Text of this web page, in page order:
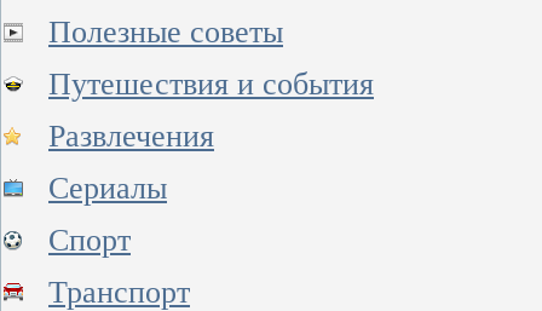
Полезные советы
Путешествия и события
Развлечения
Сериалы
Спорт
Транспорт